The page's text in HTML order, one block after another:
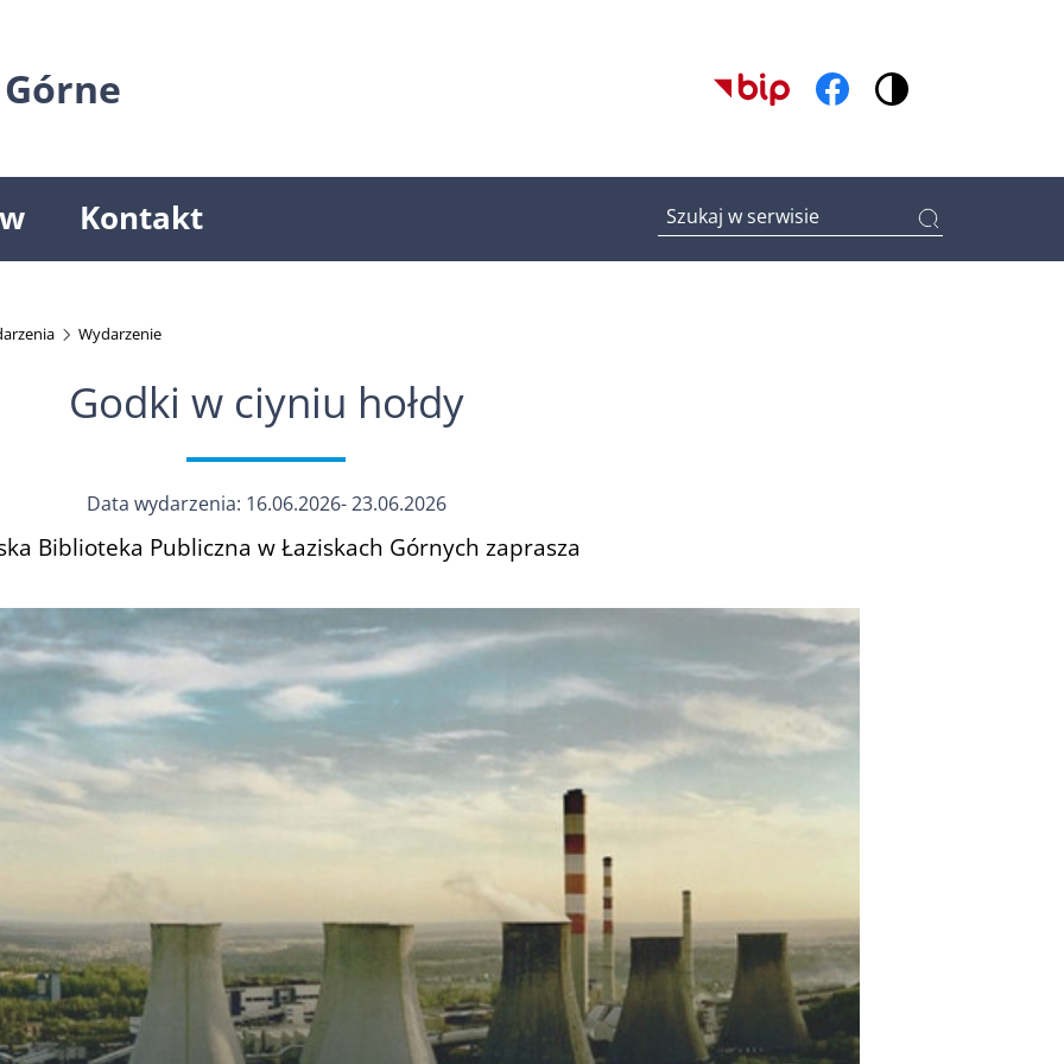
(otwiera w nowym oknie)
(otwiera w nowym
Kontakt Wpisz tutaj czego szukasz
Wydarzenie
Godki w ciyniu hołdy
Data wydarzenia: 16.06.2026- 23.06.2026
Biblioteka Publiczna w Łaziskach Górnych zaprasza